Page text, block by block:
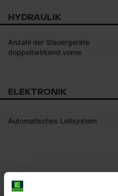
HYDRAULIK
Anzahl der Steuergeräte
doppeltwirkend vorne
ELEKTRONIK
Automatisches Leitsystem
Produktinformationen